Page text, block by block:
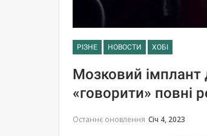
РІЗНЕ НОВОСТИ ХОБІ
Мозковий імплант
«говорити» повні
Останнє оновлення Січ 4, 2023